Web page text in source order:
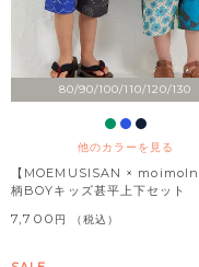
80/90/100/110/120/130
他のカラーを見る
【MOEMUSISAN ×
柄BOYキッズ甚平上下セット
7,700 税込